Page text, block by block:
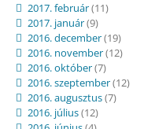
2017. február(11)
2017. január(9)
2016. december(19)
2016. november(12)
2016. október(7)
2016. szeptember(12)
2016. augusztus(7)
2016. július(12)